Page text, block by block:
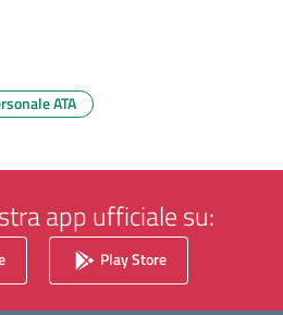
ATA
app ufficiale su:
Play Store